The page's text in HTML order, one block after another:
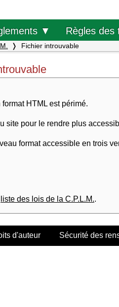
▼ Règles
Fichier introuvable
HTML est périmé.
site pour le rendre plus
format accessible en trois
liste des lois de la C.P.L.M..
d'auteur Sécurité des